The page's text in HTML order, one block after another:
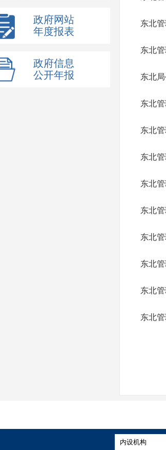
政府网站
年度报表
政府信息
公开年报
东北
东北
东北
东北
东北
东北
东北
东北
东北
东北
东北
东北